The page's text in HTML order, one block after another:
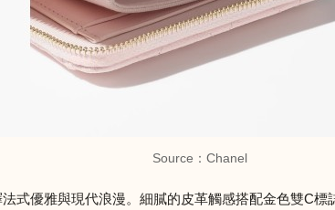
Source：Chanel
式優雅與現代浪漫。細膩的皮革觸感搭配金色雙C